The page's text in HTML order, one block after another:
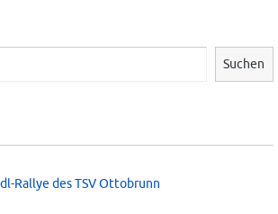
Suchen
Rallye des TSV Ottobrunn